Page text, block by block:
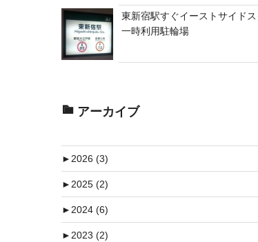
東新宿駅すぐイーストサイド
一時利用駐輪場
アーカイブ
►2026 (3)
►2025 (2)
►2024 (6)
►2023 (2)